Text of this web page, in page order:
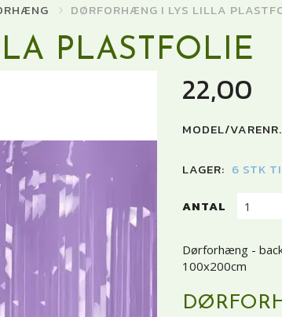
DØRFORHÆNG I LYS LILLA
PLASTFOLIE
22,00
MODEL/
LAGER: 6 STK
ANTAL
Dørforhæng -
100x200cm